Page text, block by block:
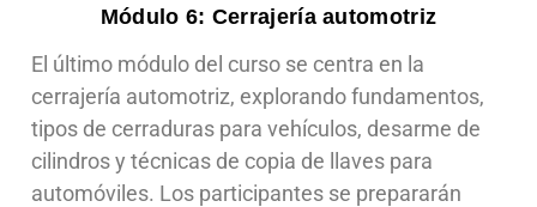
Módulo 6: Cerrajería automotriz
El último módulo del curso se centra en la
cerrajería automotriz, explorando fundamentos,
tipos de cerraduras para vehículos, desarme de
cilindros y técnicas de copia de llaves para
automóviles. Los participantes se prepararán